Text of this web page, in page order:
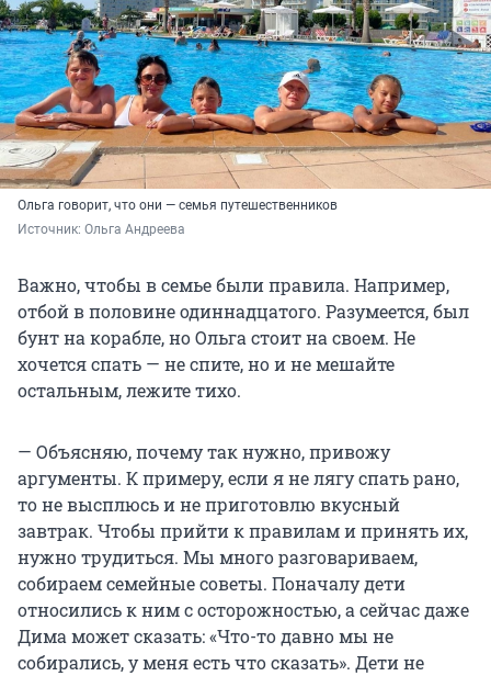
Ольга говорит, что они — семья путешественников
Источник: Ольга Андреева
Важно, чтобы в семье были правила. Например,
отбой в половине одиннадцатого. Разумеется, был
бунт на корабле, но Ольга стоит на своем. Не
хочется спать — не спите, но и не мешайте
остальным, лежите тихо.
— Объясняю, почему так нужно, привожу
аргументы. К примеру, если я не лягу спать рано,
то не высплюсь и не приготовлю вкусный
завтрак. Чтобы прийти к правилам и принять их,
нужно трудиться. Мы много разговариваем,
собираем семейные советы. Поначалу дети
относились к ним с осторожностью, а сейчас даже
Дима может сказать: «Что-то давно мы не
собирались, у меня есть что сказать». Дети не